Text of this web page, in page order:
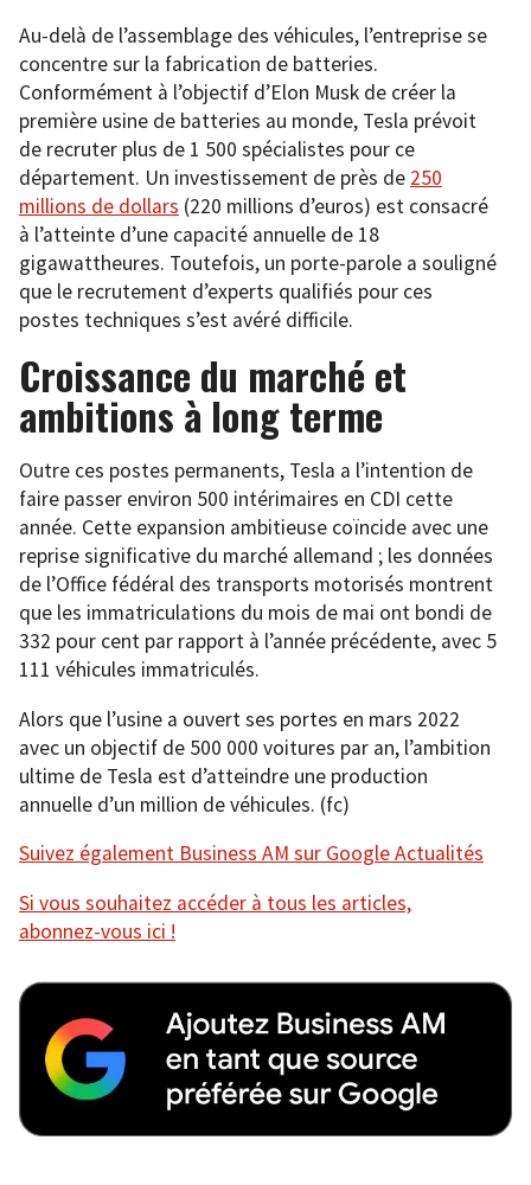
Au-delà de l’assemblage des véhicules, l’entreprise se
concentre sur la fabrication de batteries.
Conformément à l’objectif d’Elon Musk de créer la
première usine de batteries au monde, Tesla prévoit
de recruter plus de 1 500 spécialistes pour ce
département. Un investissement de près de 250
millions de dollars (220 millions d’euros) est consacré
à l’atteinte d’une capacité annuelle de 18
gigawattheures. Toutefois, un porte-parole a souligné
que le recrutement d’experts qualifiés pour ces
postes techniques s’est avéré difficile.
Croissance du marché et
ambitions à long terme
Outre ces postes permanents, Tesla a l’intention de
faire passer environ 500 intérimaires en CDI cette
année. Cette expansion ambitieuse coïncide avec une
reprise significative du marché allemand ; les données
de l’Office fédéral des transports motorisés montrent
que les immatriculations du mois de mai ont bondi de
332 pour cent par rapport à l’année précédente, avec 5
111 véhicules immatriculés.
Alors que l’usine a ouvert ses portes en mars 2022
avec un objectif de 500 000 voitures par an, l’ambition
ultime de Tesla est d’atteindre une production
annuelle d’un million de véhicules. (fc)
Suivez également Business AM sur Google Actualités
Si vous souhaitez accéder à tous les articles,
abonnez-vous ici !